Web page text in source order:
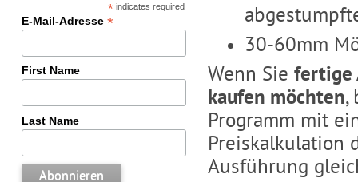
30-60mm
Wenn Sie fertige
kaufen möchten,
Programm mit
Preiskalkulation
Ausführung
* indicates required
E-Mail-Adresse *
First Name
Last Name